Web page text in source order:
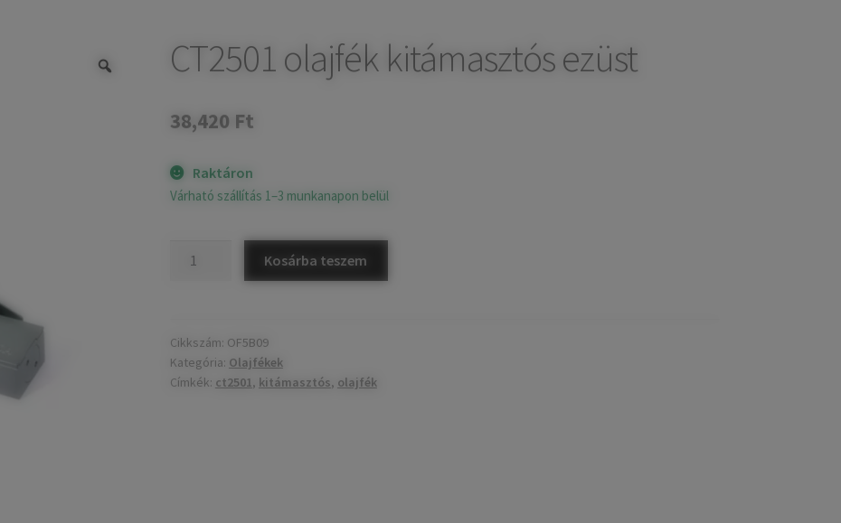
CT2501 olajfék kitámasztós ezüst
38,420 Ft
Raktáron
Várható szállítás 1–3 munkanapon belül
mennyiség
Kosárba teszem
Cikkszám: OF5B09
Kategória: Olajfékek
Címkék: ct2501, kitámasztós, olajfék